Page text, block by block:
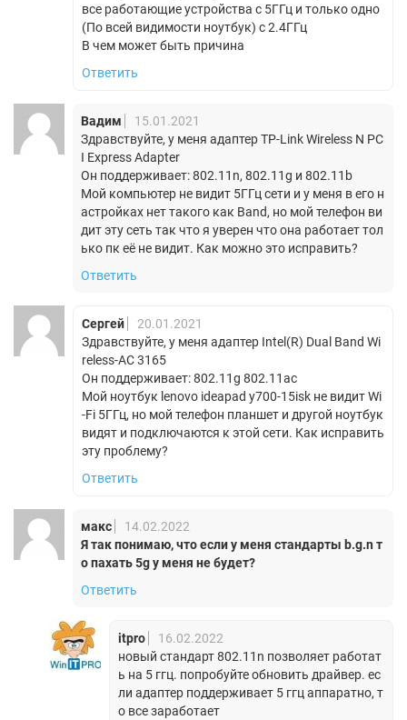
все работающие устройства с 5ГГц и только одно
(По всей видимости ноутбук) с 2.4ГГц
В чем может быть причина
Ответить
Вадим
15.01.2021
Здравствуйте, у меня адаптер TP-Link Wireless N PC
I Express Adapter
Он поддерживает: 802.11n, 802.11g и 802.11b
Мой компьютер не видит 5ГГц сети и у меня в его н
астройках нет такого как Band, но мой телефон ви
дит эту сеть так что я уверен что она работает тол
ько пк её не видит. Как можно это исправить?
Ответить
Сергей
20.01.2021
Здравствуйте, у меня адаптер Intel(R) Dual Band Wi
reless-AC 3165
Он поддерживает: 802.11g 802.11ac
Мой ноутбук lenovo ideapad y700-15isk не видит Wi
-Fi 5ГГц, но мой телефон планшет и другой ноутбук
видят и подключаются к этой сети. Как исправить
эту проблему?
Ответить
макс
14.02.2022
Я так понимаю, что если у меня стандарты b.g.n т
о пахать 5g у меня не будет?
Ответить
itpro
16.02.2022
новый стандарт 802.11n позволяет работат
ь на 5 ггц. попробуйте обновить драйвер. ес
ли адаптер поддерживает 5 ггц аппаратно, т
о все заработает